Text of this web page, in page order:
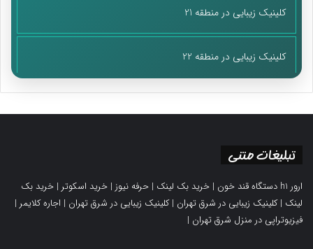
کلینیک زیبایی در منطقه 21
کلینیک زیبایی در منطقه 22
تبلیغات متنی
ارور h1 دستگاه قند خون | خرید بک لینک | حرفه نیوز | خرید اسکوتر | خرید بک
لینک |کلینیک زیبایی در شرق تهران |کلینیک زیبایی در شرق تهران | اجاره کلایمر |
فیزیوتراپی در منزل شرق تهران |